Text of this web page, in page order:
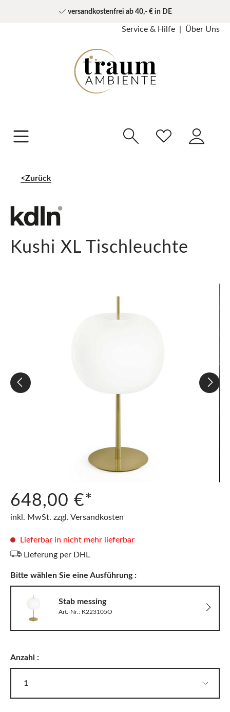
versandkostenfrei ab 40,- € in DE
Service & Hilfe Über Uns
Zurück
Kushi XL Tischleuchte
648,00 €*
inkl. MwSt. zzgl. Versandkosten
Lieferbar in nicht mehr lieferbar
Lieferung per DHL
Bitte wählen Sie eine Ausführung :
Stab messing
Art.-Nr.: K223105O
Anzahl :